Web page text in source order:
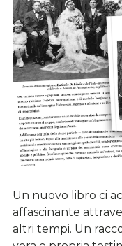
Un nuovo libro ci
affascinante
altri tempi. Un